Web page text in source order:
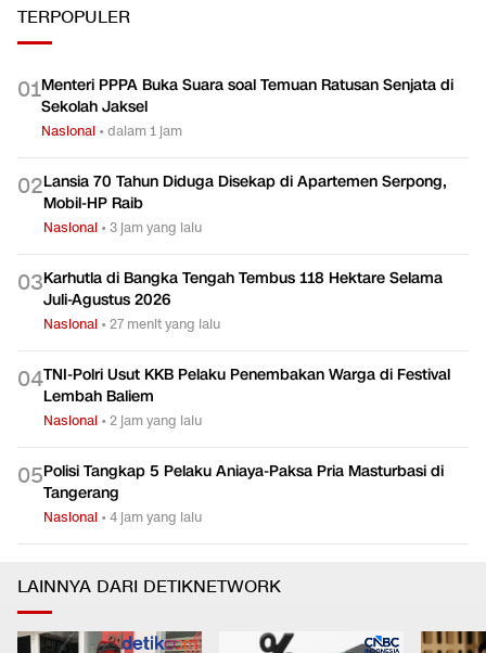
TERPOPULER
01Menteri PPPA Buka Suara soal Temuan Ratusan Senjata di
Sekolah Jaksel
Nasional •dalam 1 jam
02Lansia 70 Tahun Diduga Disekap di Apartemen Serpong,
Mobil-HP Raib
Nasional •3 jam yang lalu
03Karhutla di Bangka Tengah Tembus 118 Hektare Selama
Juli-Agustus 2026
Nasional •27 menit yang lalu
04TNI-Polri Usut KKB Pelaku Penembakan Warga di Festival
Lembah Baliem
Nasional •2 jam yang lalu
05Polisi Tangkap 5 Pelaku Aniaya-Paksa Pria Masturbasi di
Tangerang
Nasional •4 jam yang lalu
LAINNYA DARI DETIKNETWORK